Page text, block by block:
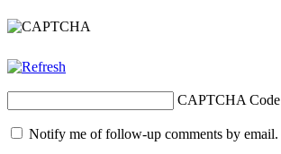
CAPTCHA Code
Notify me of follow-up comments by email.